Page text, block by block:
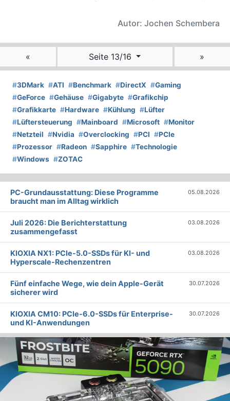
Autor: Jochen Schembera
« Seite 13/16 »
#3DMark #ATI #Benchmark #DirectX #Gaming
#GeForce #Gehäuse #Gigabyte #Grafikchip
#Grafikkarte #Hardware #Kühlung #Lüfter
#Lüftersteuerung #Mainboard #Microsoft #Monitor
#Netzteil #Nvidia #Overclocking #PCI #PCIe
#Prozessor #Radeon #Sapphire #Technologie
#Windows #ZOTAC
PC-Grundausstattung: Diese Programme
braucht man im Alltag wirklich
05.08.2026
Juli 2026: Die Bericht­erstattung
zusammengefasst
03.08.2026
KIOXIA NX1: PCIe-5.0-SSDs für KI- und
Hyperscale-Rechenzentren
03.08.2026
Fünf einfache Wege, wie dein Apple-Gerät
sicherer wird
30.07.2026
KIOXIA CM10: PCIe-6.0-SSDs für Enterprise-
und KI-Anwendungen
30.07.2026